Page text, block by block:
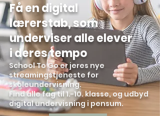
Få en digital
lærerstab, som
underviser alle elever
i deres tempo
School To Go er jeres nye
streamingstjeneste for
skoleundervisning.
Find alle fag til 1.-10. klasse, og udbyd
digital undervisning i pensum.